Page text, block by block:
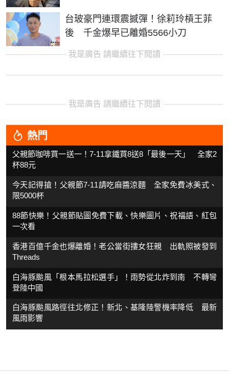
台玻豪門連環震撼彈！徐莉玲槓王菲
後 千金爆早已離婚5566小刀
我是廣告 請繼續往下閱讀
我是廣告 請繼續往下閱讀
熱門
父親節咖啡買一送一！7-11拿鐵買8送8「最後一天」 全家2
杯88元
今天記得搶！父親節7-11請吃麻醬涼麵 全家免費冰美式、
限5000杯
88節快樂！父親節貼圖免費下載、快樂圖片、祝福語、紅包
一次看
香港百億千金也爆離婚！老公當街摟女狂親 出軌照被發到
Threads
白海豚颱風「根本馬拉松選手」！雨勢從北炸到南 不轉彎
登陸中國
白海豚颱風路徑往北修正！新北、基隆陸警機率降低 最新
風雨影響